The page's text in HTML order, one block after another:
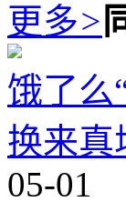
更多>
饿了么
换来真
05-01